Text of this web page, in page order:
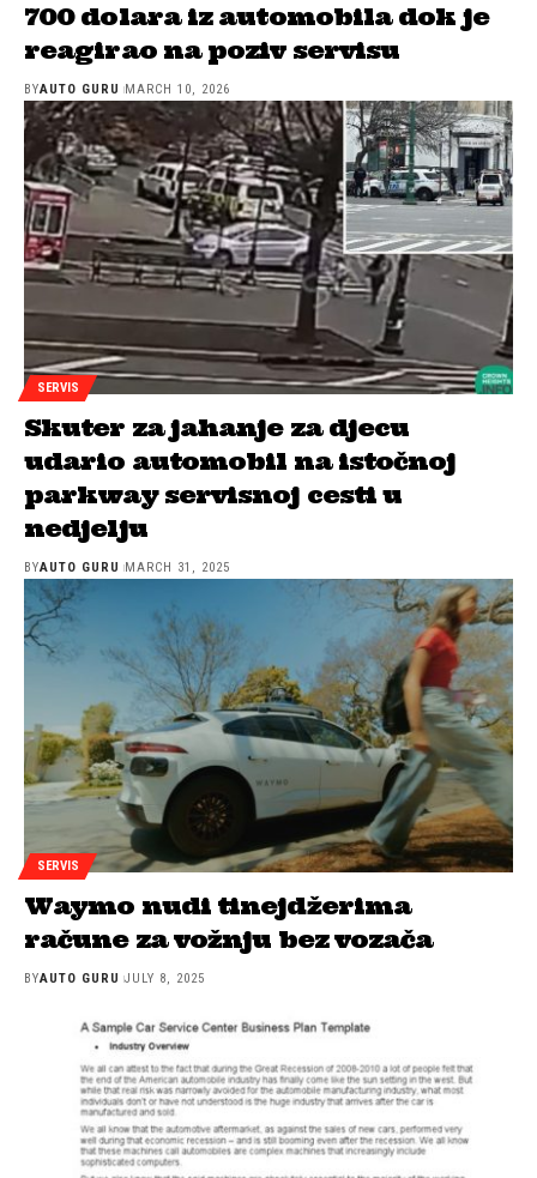
700 dolara iz automobila dok je
reagirao na poziv servisu
BYAUTO GURU MARCH 10, 2026
SERVIS
Skuter za jahanje za djecu
udario automobil na istočnoj
parkway servisnoj cesti u
nedjelju
BYAUTO GURU MARCH 31, 2025
SERVIS
Waymo nudi tinejdžerima
račune za vožnju bez vozača
BYAUTO GURU JULY 8, 2025